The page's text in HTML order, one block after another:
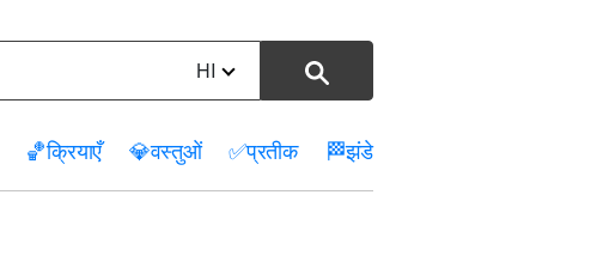
HI
🏀क्रियाएँ 💎वस्तुओं ✅प्रतीक 🏁झंडे